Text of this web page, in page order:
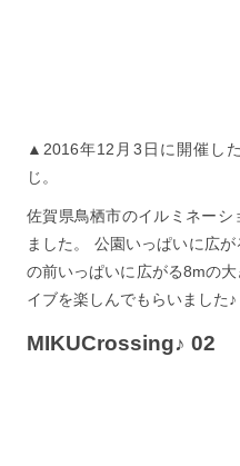
▲2016年12月3日に開催し
じ。
佐賀県鳥栖市のイルミネーシ
ました。 公園いっぱいに広
の前いっぱいに広がる8mの
イブを楽しんでもらいました♪
MIKUCrossing♪ 02